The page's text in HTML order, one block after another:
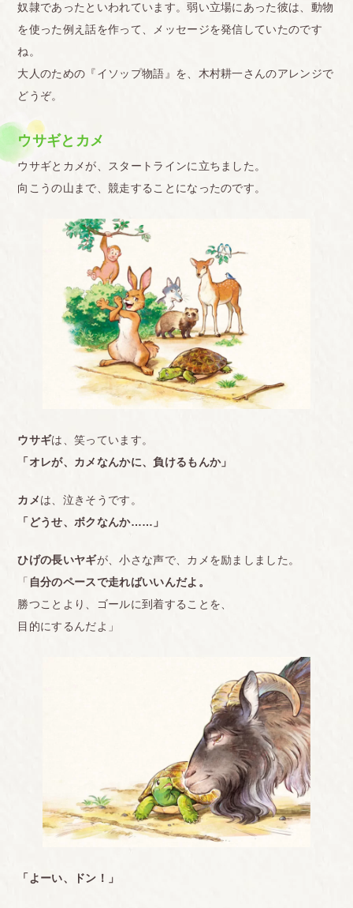
奴隷であったといわれています。弱い立場にあった彼は、動物
を使った例え話を作って、メッセージを発信していたのです
ね。
大人のための『イソップ物語』を、木村耕一さんのアレンジで
どうぞ。
ウサギとカメ
ウサギとカメが、スタートラインに立ちました。
向こうの山まで、競走することになったのです。
ウサギは、笑っています。
「オレが、カメなんかに、負けるもんか」
カメは、泣きそうです。
「どうせ、ボクなんか……」
ひげの長いヤギが、小さな声で、カメを励ましました。
「 自分のペースで走ればいいんだよ。
勝つことより、ゴールに到着することを、
目的にするんだよ」
「よーい、ドン！」